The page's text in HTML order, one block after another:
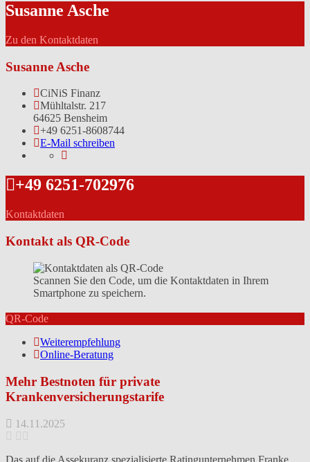
Susanne Asche
Zu den Kontaktdaten
Susanne Asche
CiNiS Finanz
Mühltalstr. 217
64625 Bensheim
+49 6251-8608744
E-Mail schreiben
+49 6251-702976
Kontaktdaten
Kontakt als QR-Code
Scannen Sie den Code, um die Kontaktdaten in Ihrem
Smartphone zu speichern.
QR-Code
Weiterempfehlung
Online-Beratung
Mehr Bestnoten für private
Krankenversicherungstarife
14.11.2025
Das auf die Assekuranz spezialisierte Ratingunternehmen Franke